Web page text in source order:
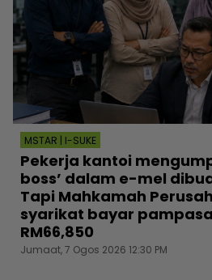
MSTAR | I-SUKE
Pekerja kantoi
boss’ dalam e-mel
Tapi Mahkamah
syarikat bayar
RM66,850
Jumaat, 7 Ogos 2026 12:30 PM